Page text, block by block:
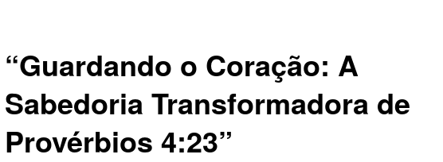
“Guardando o Coração: A
Sabedoria Transformadora de
Provérbios 4:23”